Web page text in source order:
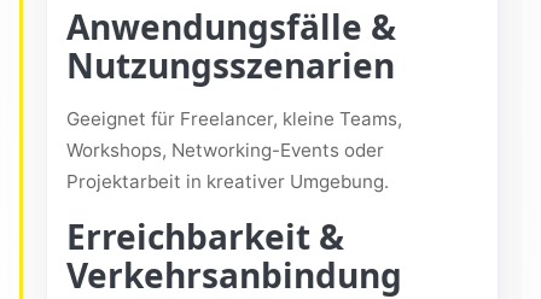
Anwendungsfälle &
Nutzungsszenarien
Geeignet für Freelancer, kleine Teams,
Workshops, Networking-Events oder
Projektarbeit in kreativer Umgebung.
Erreichbarkeit &
Verkehrsanbindung